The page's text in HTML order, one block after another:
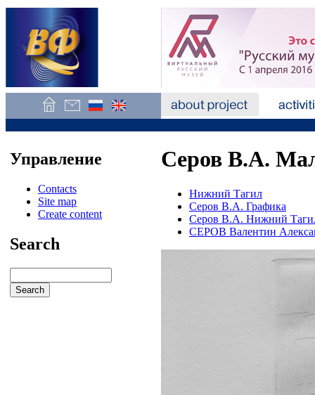
Управление
Contacts
Site map
Create content
Search
Серов В.А.
Нижний Тагил
Серов В.А. Графика
Серов В.А. Нижний
СЕРОВ Валентин